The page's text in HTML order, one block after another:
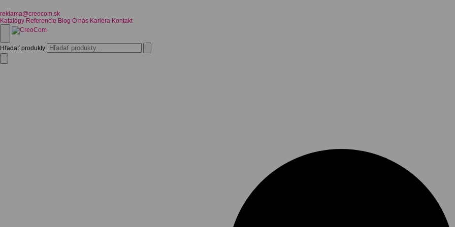
reklama@creocom.sk
Katalógy Referencie Blog O nás Kariéra Kontakt
Hľadať produkty